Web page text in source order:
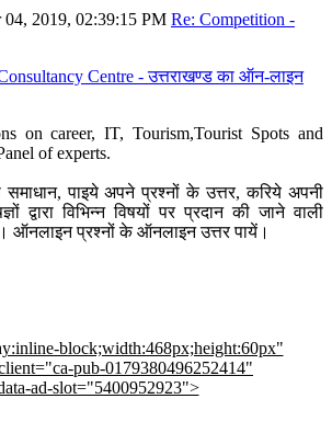
04, 2019, 02:39:15 PM Re: Competition -
Centre - उत्तराखण्ड का ऑन-लाइन
on career, IT, Tourism,Tourist Spots and
of experts.
पाइये अपने प्रश्नों के उत्तर, करिये अपनी
द्वारा विभिन्न विषयों पर प्रदान की जाने वाली
ऑनलाइन प्रश्नों के ऑनलाइन उत्तर पायें।
block;width:468px;height:60px"
pub-0179380496252414"
ad-slot="5400952923">